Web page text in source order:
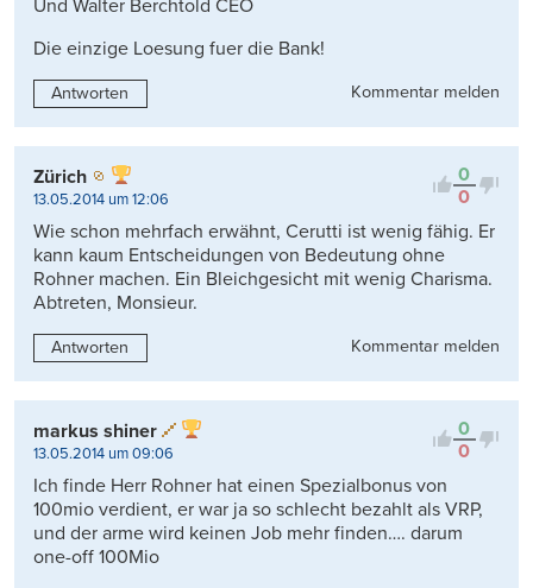
Und Walter Berchtold CEO
Die einzige Loesung fuer die Bank!
Antworten Kommentar melden
0
0
Zürich
13.05.2014 um 12:06
Wie schon mehrfach erwähnt, Cerutti ist wenig fähig. Er
kann kaum Entscheidungen von Bedeutung ohne
Rohner machen. Ein Bleichgesicht mit wenig Charisma.
Abtreten, Monsieur.
Antworten Kommentar melden
0
0
markus shiner
13.05.2014 um 09:06
Ich finde Herr Rohner hat einen Spezialbonus von
100mio verdient, er war ja so schlecht bezahlt als VRP,
und der arme wird keinen Job mehr finden…. darum
one-off 100Mio